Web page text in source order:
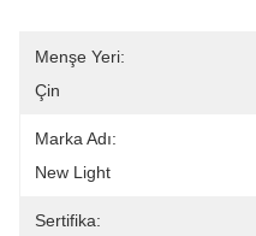
Menşe Yeri:
Çin
Marka Adı:
New Light
Sertifika: